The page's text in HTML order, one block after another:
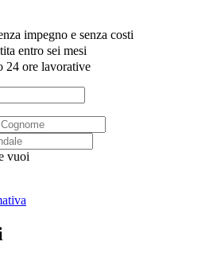
impegno e senza costi
entro sei mesi
24 ore lavorative
vuoi